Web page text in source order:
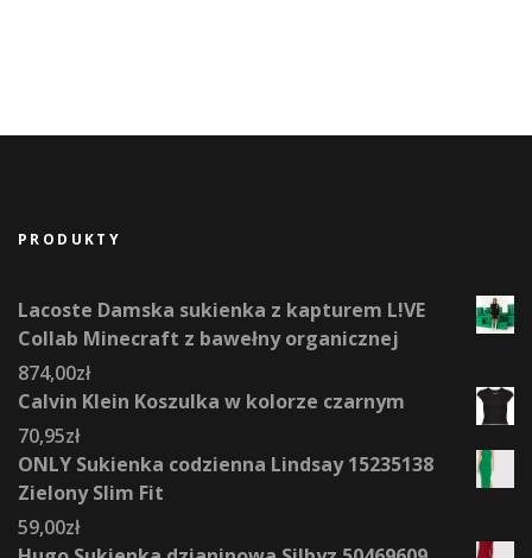
PRODUKTY
Lacoste Damska sukienka z kapturem L!VE
Collab Minecraft z bawełny organicznej
874,00zł
Calvin Klein Koszulka w kolorze czarnym
70,95zł
ONLY Sukienka codzienna Lindsay 15235138
Zielony Slim Fit
59,00zł